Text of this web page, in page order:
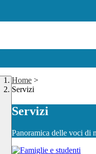
Home >
Servizi
Servizi
Panoramica delle voci di